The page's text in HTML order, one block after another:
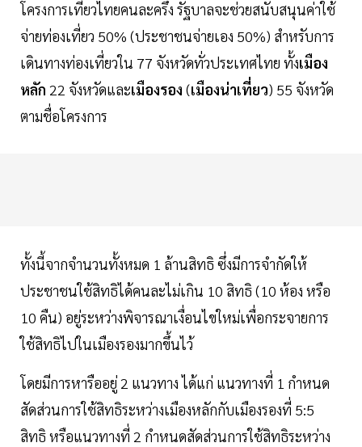
โครงการเที่ยวไทยคนละครึ่ง รัฐบาลจะช่วยสนับสนุนค่าใช้
จ่ายท่องเที่ยว 50% (ประชาชนจ่ายเอง 50%) สำหรับการ
เดินทางท่องเที่ยวใน 77 จังหวัดทั่วประเทศไทย ทั้งเมือง
หลัก 22 จังหวัดและเมืองรอง (เมืองน่าเที่ยว) 55 จังหวัด
ตามชื่อโครงการ
ทั้งนี้จากจำนวนทั้งหมด 1 ล้านสิทธิ ซึ่งมีการจำกัดให้
ประชาชนใช้สิทธิได้คนละไม่เกิน 10 สิทธิ (10 ห้อง หรือ
10 คืน) อยู่ระหว่างพิจารณาเงื่อนไขใหม่เพื่อกระจายการ
ใช้สิทธิไปในเมืองรองมากขึ้นไว้
โดยมีการหารืออยู่ 2 แนวทาง ได้แก่ แนวทางที่ 1 กำหนด
สัดส่วนการใช้สิทธิระหว่างเมืองหลักกับเมืองรองที่ 5:5
สิทธิ หรือแนวทางที่ 2 กำหนดสัดส่วนการใช้สิทธิระหว่าง